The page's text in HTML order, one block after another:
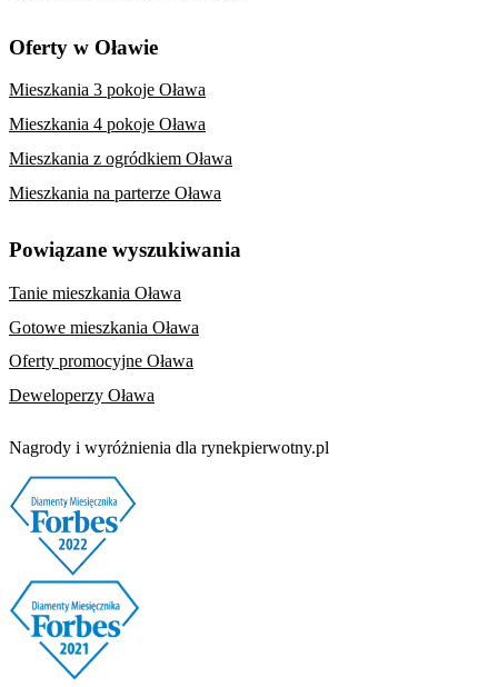
Oferty w Oławie
Mieszkania 3 pokoje Oława
Mieszkania 4 pokoje Oława
Mieszkania z ogródkiem Oława
Mieszkania na parterze Oława
Powiązane wyszukiwania
Tanie mieszkania Oława
Gotowe mieszkania Oława
Oferty promocyjne Oława
Deweloperzy Oława
Nagrody i wyróżnienia dla rynekpierwotny.pl